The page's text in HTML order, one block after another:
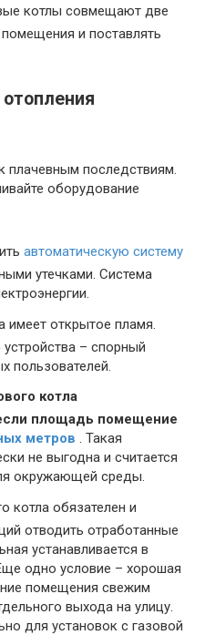
котлы совмещают две
и поставлять
плачевным последствиям.
оборудование
автоматическую систему
утечками. Система
имеет открытое пламя.
– спорный
пользователей.
котла
площадь помещение
метров . Такая
не выгодна и считается
окружающей среды.
котла обязателен и
отводить отработанные
устанавливается в
одно условие – хорошая
помещения свежим
выхода на улицу.
для установок с газовой